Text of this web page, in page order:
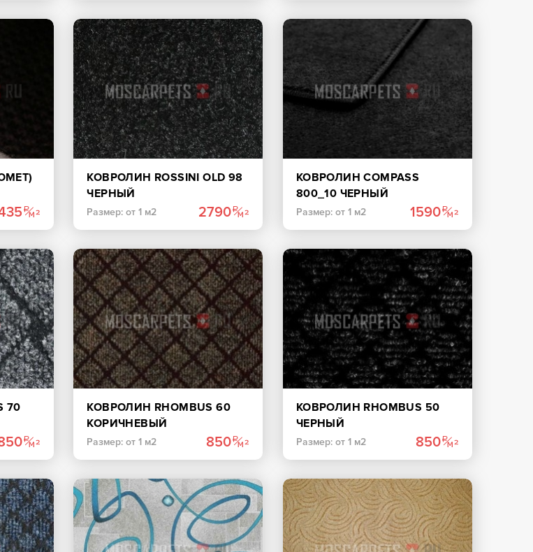
КОВРОЛИН ROSSINI OLD 98
ЧЕРНЫЙ
Размер: от 1 м2 2790
КОВРОЛИН COMPASS
800_10 ЧЕРНЫЙ
Размер: от 1 м2 1590
70
КОВРОЛИН RHOMBUS 60
КОРИЧНЕВЫЙ
Размер: от 1 м2 850
КОВРОЛИН RHOMBUS 50
ЧЕРНЫЙ
Размер: от 1 м2 850